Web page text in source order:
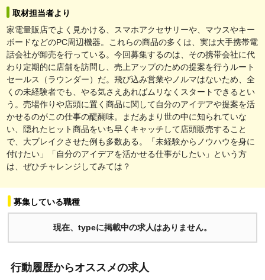
取材担当者より
家電量販店でよく見かける、スマホアクセサリーや、マウスやキー
ボードなどのPC周辺機器。これらの商品の多くは、実は大手携帯電
話会社が卸売を行っている。今回募集するのは、その携帯会社に代
わり定期的に店舗を訪問し、売上アップのための提案を行うルート
セールス（ラウンダー）だ。飛び込み営業やノルマはないため、全
くの未経験者でも、やる気さえあればムリなくスタートできるとい
う。売場作りや店頭に置く商品に関して自分のアイデアや提案を活
かせるのがこの仕事の醍醐味。まだあまり世の中に知られていな
い、隠れたヒット商品をいち早くキャッチして店頭販売すること
で、大ブレイクさせた例も多数ある。「未経験からノウハウを身に
付けたい」「自分のアイデアを活かせる仕事がしたい」という方
は、ぜひチャレンジしてみては？
募集している職種
現在、typeに掲載中の求人はありません。
行動履歴からオススメの求人